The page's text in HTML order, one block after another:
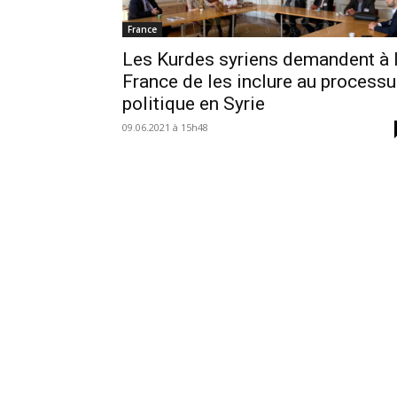
France
Les Kurdes syriens demandent à
France de les inclure au
politique en Syrie
09.06.2021 à 15h48